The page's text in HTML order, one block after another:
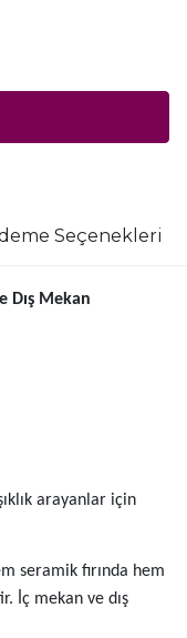
Seçenekleri
Dış Mekan
arayanlar için
seramik fırında hem
İç mekan ve dış